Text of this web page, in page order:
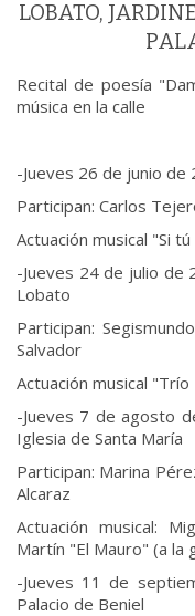
LOBATO,
Recital de poesía
música en la calle
-Jueves 26 de junio de
Participan: Carlos
Actuación musical "Si
-Jueves 24 de julio de
Lobato
Participan:
Salvador
Actuación musical
-Jueves 7 de agosto
Iglesia de Santa María
Participan: Marina
Alcaraz
Actuación musical:
Martín "El Mauro" (a la
-Jueves 11 de
Palacio de Beniel